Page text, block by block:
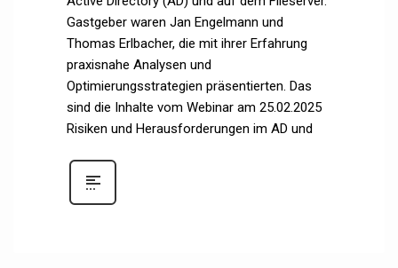
Gastgeber waren Jan Engelmann und
Thomas Erlbacher, die mit ihrer Erfahrung
praxisnahe Analysen und
Optimierungsstrategien präsentierten. Das
sind die Inhalte vom Webinar am 25.02.2025
Risiken und Herausforderungen im AD und